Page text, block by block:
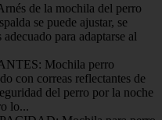
de la mochila del perro
se puede ajustar, se
para adaptarse al
Mochila perro
con correas reflectantes de
del perro por la noche
lo...